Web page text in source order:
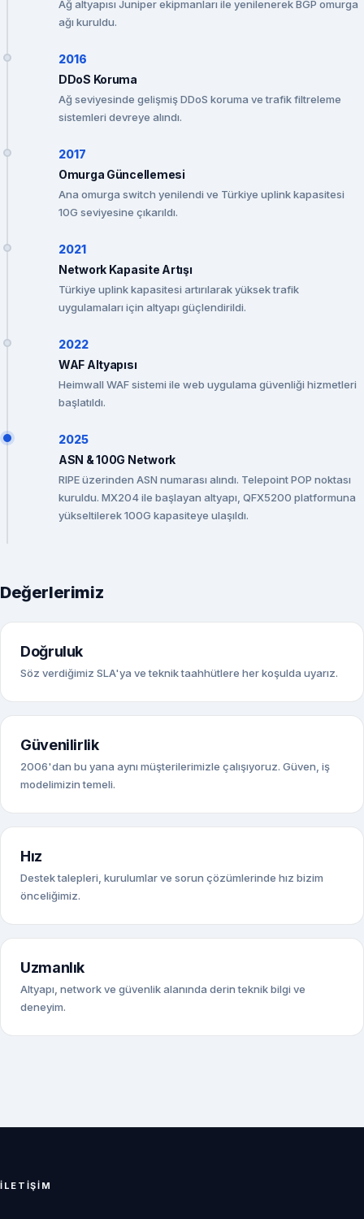
Ağ altyapısı Juniper ekipmanları ile yenilenerek BGP omurga
ağı kuruldu.
2016
DDoS Koruma
Ağ seviyesinde gelişmiş DDoS koruma ve trafik filtreleme
sistemleri devreye alındı.
2017
Omurga Güncellemesi
Ana omurga switch yenilendi ve Türkiye uplink kapasitesi
10G seviyesine çıkarıldı.
2021
Network Kapasite Artışı
Türkiye uplink kapasitesi artırılarak yüksek trafik
uygulamaları için altyapı güçlendirildi.
2022
WAF Altyapısı
Heimwall WAF sistemi ile web uygulama güvenliği hizmetleri
başlatıldı.
2025
ASN & 100G Network
RIPE üzerinden ASN numarası alındı. Telepoint POP noktası
kuruldu. MX204 ile başlayan altyapı, QFX5200 platformuna
yükseltilerek 100G kapasiteye ulaşıldı.
Değerlerimiz
Doğruluk
Söz verdiğimiz SLA'ya ve teknik taahhütlere her koşulda uyarız.
Güvenilirlik
2006'dan bu yana aynı müşterilerimizle çalışıyoruz. Güven, iş
modelimizin temeli.
Hız
Destek talepleri, kurulumlar ve sorun çözümlerinde hız bizim
önceliğimiz.
Uzmanlık
Altyapı, network ve güvenlik alanında derin teknik bilgi ve
deneyim.
İLETIŞIM